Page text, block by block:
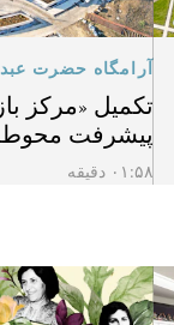
آرامگاه حضرت
تکمیل «مرکز
پیشرفت
۰۱:۵۸ دقیقه